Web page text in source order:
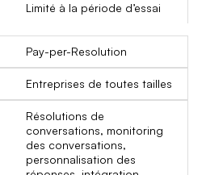
Limité à la période d’essai
Pay-per-Resolution
Entreprises de toutes tailles
Résolutions de
conversations, monitoring
des conversations,
personnalisation des